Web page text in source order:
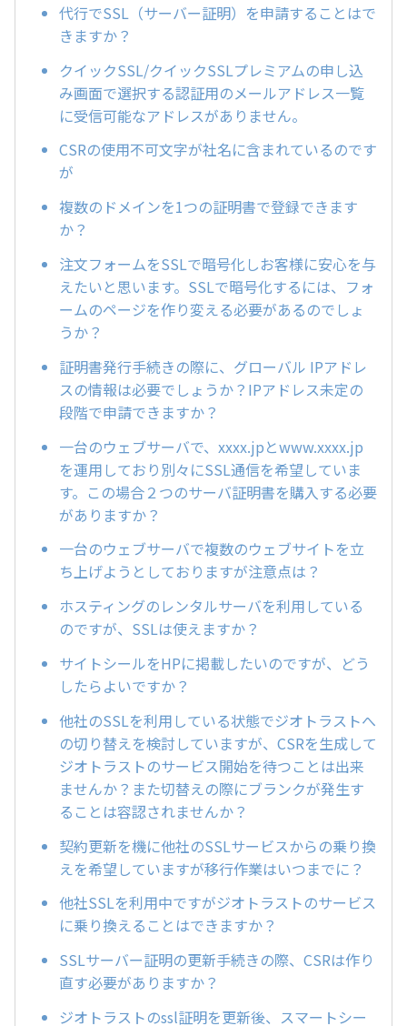
代行でSSL（サーバー証明）を申請することはで
きますか？
クイックSSL/クイックSSLプレミアムの申し込
み画面で選択する認証用のメールアドレス一覧
に受信可能なアドレスがありません。
CSRの使用不可文字が社名に含まれているのです
が
複数のドメインを1つの証明書で登録できます
か？
注文フォームをSSLで暗号化しお客様に安心を与
えたいと思います。SSLで暗号化するには、フォ
ームのページを作り変える必要があるのでしょ
うか？
証明書発行手続きの際に、グローバル IPアドレ
スの情報は必要でしょうか？IPアドレス未定の
段階で申請できますか？
一台のウェブサーバで、xxxx.jpとwww.xxxx.jp
を運用しており別々にSSL通信を希望していま
す。この場合２つのサーバ証明書を購入する必要
がありますか？
一台のウェブサーバで複数のウェブサイトを立
ち上げようとしておりますが注意点は？
ホスティングのレンタルサーバを利用している
のですが、SSLは使えますか？
サイトシールをHPに掲載したいのですが、どう
したらよいですか？
他社のSSLを利用している状態でジオトラストへ
の切り替えを検討していますが、CSRを生成して
ジオトラストのサービス開始を待つことは出来
ませんか？また切替えの際にブランクが発生す
ることは容認されませんか？
契約更新を機に他社のSSLサービスからの乗り換
えを希望していますが移行作業はいつまでに？
他社SSLを利用中ですがジオトラストのサービス
に乗り換えることはできますか？
SSLサーバー証明の更新手続きの際、CSRは作り
直す必要がありますか？
ジオトラストのssl証明を更新後、スマートシー